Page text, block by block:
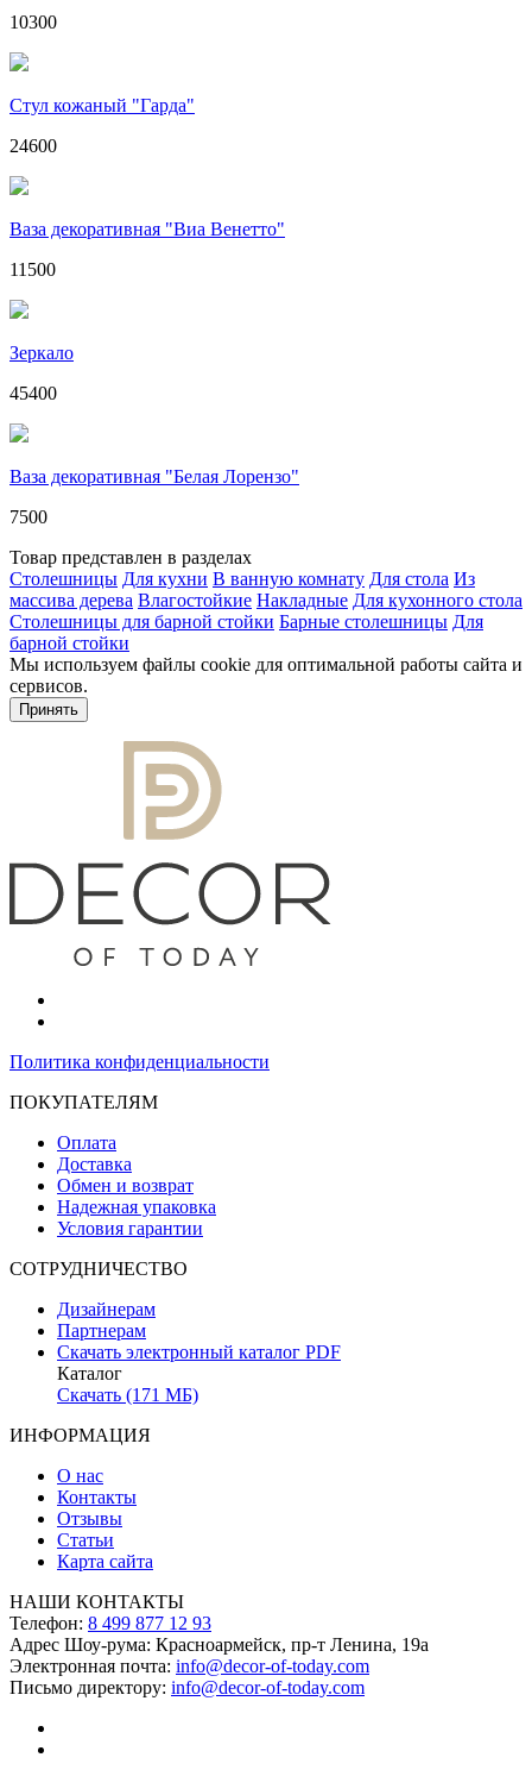
10300
Стул кожаный "Гарда"
24600
Ваза декоративная "Виа Венетто"
11500
Зеркало
45400
Ваза декоративная "Белая Лорензо"
7500
Товар представлен в разделах
Столешницы Для кухни В ванную комнату Для стола Из
массива дерева Влагостойкие Накладные Для кухонного стола
Столешницы для барной стойки Барные столешницы Для
барной стойки
Мы используем файлы cookie для оптимальной работы сайта и
сервисов.
Принять
Политика конфиденциальности
ПОКУПАТЕЛЯМ
Оплата
Доставка
Обмен и возврат
Надежная упаковка
Условия гарантии
СОТРУДНИЧЕСТВО
Дизайнерам
Партнерам
Скачать электронный каталог PDF
Каталог
Скачать (171 МБ)
ИНФОРМАЦИЯ
О нас
Контакты
Отзывы
Статьи
Карта сайта
НАШИ КОНТАКТЫ
Телефон: 8 499 877 12 93
Адрес Шоу-рума: Красноармейск, пр-т Ленина, 19а
Электронная почта: info@decor-of-today.com
Письмо директору: info@decor-of-today.com